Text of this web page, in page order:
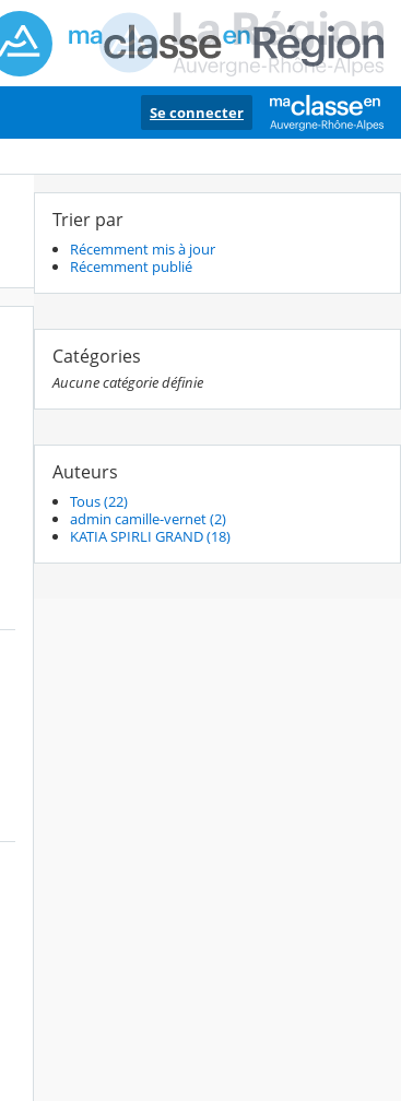
Se connecter
Trier par
Récemment mis à jour
Récemment publié
Catégories
Aucune catégorie définie
Auteurs
Tous (22)
admin camille-vernet (2)
KATIA SPIRLI GRAND (18)